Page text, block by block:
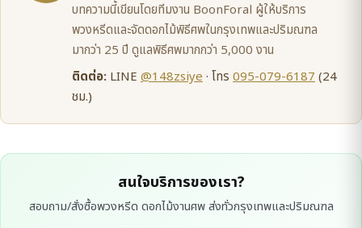
บทความนี้เขียนโดยทีมงาน BoonForal ผู้ให้บริการ
พวงหรีดและจัดดอกไม้พิธีศพในกรุงเทพและปริมณฑล
มากว่า 25 ปี ดูแลพิธีศพมากกว่า 5,000 งาน
ติดต่อ: LINE @148zsiye· โทร 095-079-6187(24
ชม.)
สนใจบริการของเรา?
สอบถาม/สั่งซื้อพวงหรีด ดอกไม้งานศพ ส่งทั่วกรุงเทพและปริมณฑล